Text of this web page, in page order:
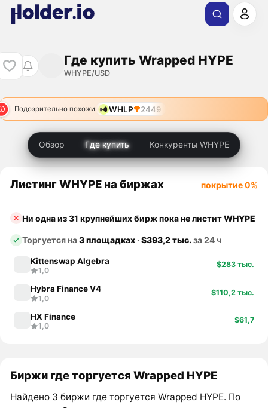
Где купить Wrapped HYPE
WHYPE/USD
Подозрительно похожи WHLP 2449
Обзор Где купить Конкуренты WHYPE
Листинг WHYPE на биржах покрытие 0%
Ни одна из 31 крупнейших бирж пока не листитWHYPE
Торгуется на3 площадках ·$393,2 тыс.за 24 ч
Kittenswap Algebra
1,0
$283 тыс.
Hybra Finance V4
1,0
$110,2 тыс.
HX Finance
1,0
$61,7
Биржи где торгуется Wrapped HYPE
Найдено 3 биржи где торгуется Wrapped HYPE. По